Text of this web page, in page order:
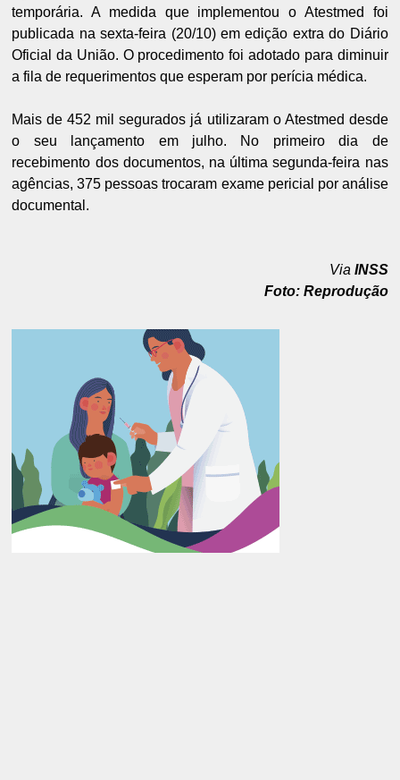
temporária. A medida que implementou o Atestmed foi
publicada na sexta-feira (20/10) em edição extra do Diário
Oficial da União. O procedimento foi adotado para diminuir
a fila de requerimentos que esperam por perícia médica.
Mais de 452 mil segurados já utilizaram o Atestmed desde
o seu lançamento em julho. No primeiro dia de
recebimento dos documentos, na última segunda-feira nas
agências, 375 pessoas trocaram exame pericial por análise
documental.
Via INSS
Foto: Reprodução